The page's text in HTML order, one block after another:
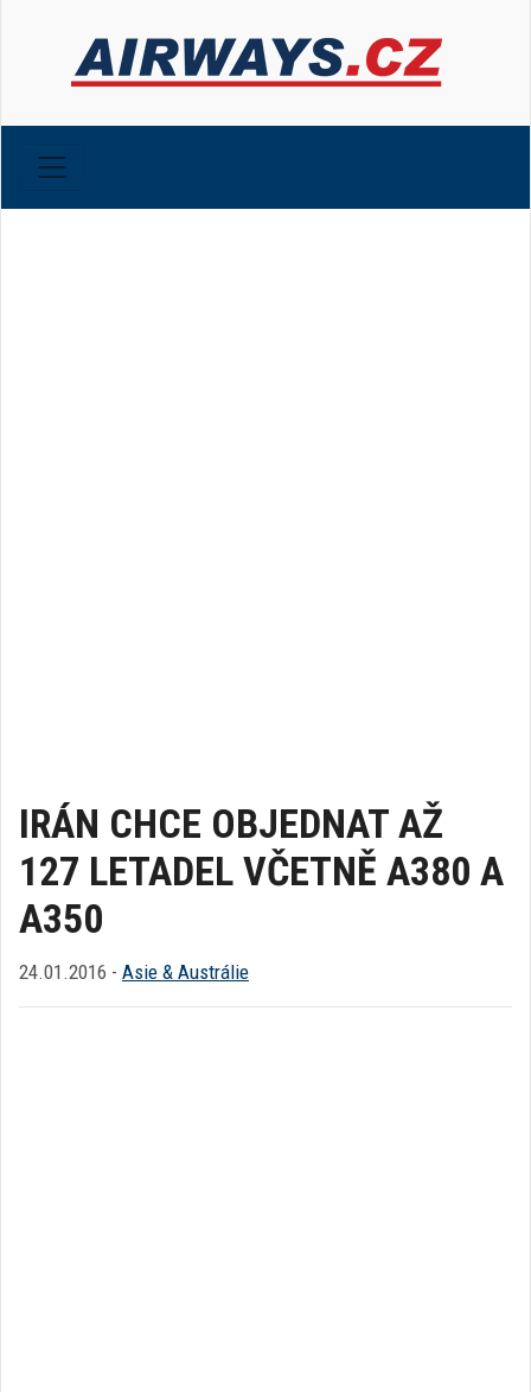
IRÁN CHCE OBJEDNAT AŽ
127 LETADEL VČETNĚ A380 A
A350
24.01.2016 - Asie & Austrálie